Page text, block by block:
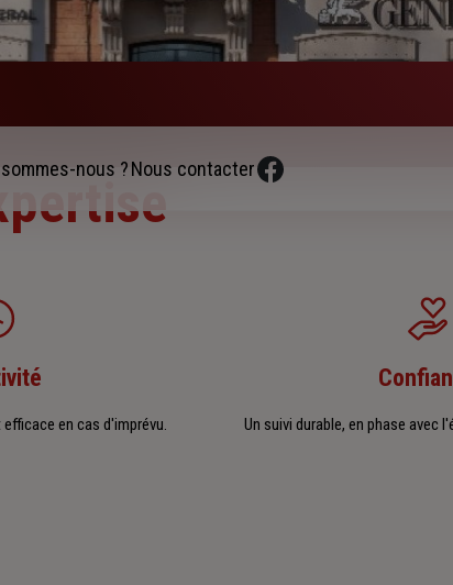
nous ?Nous contacter
en cas d'imprévu. Un suivi durable, en phase avec